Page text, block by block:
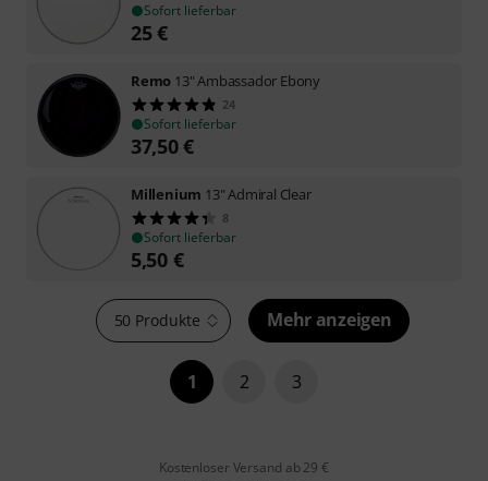
Sofort lieferbar
25€
Remo 13" Ambassador Ebony
24
Sofort lieferbar
37,50€
Millenium 13" Admiral Clear
8
Sofort lieferbar
5,50 €
50 Produkte Mehr anzeigen
1 2 3
Kostenloser Versand ab 29 €